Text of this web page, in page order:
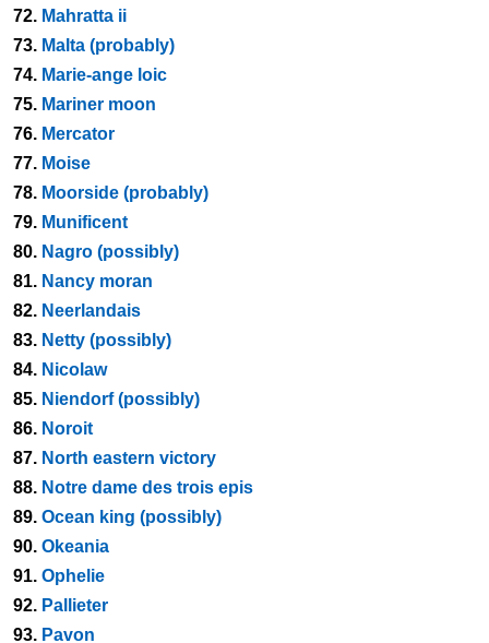
72. Mahratta ii
73. Malta (probably)
74. Marie-ange loic
75. Mariner moon
76. Mercator
77. Moise
78. Moorside (probably)
79. Munificent
80. Nagro (possibly)
81. Nancy moran
82. Neerlandais
83. Netty (possibly)
84. Nicolaw
85. Niendorf (possibly)
86. Noroit
87. North eastern victory
88. Notre dame des trois epis
89. Ocean king (possibly)
90. Okeania
91. Ophelie
92. Pallieter
93. Pavon